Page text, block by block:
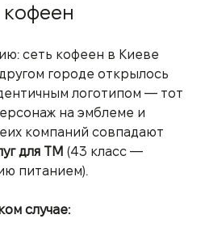
сеть кофеен в Киеве
городе открылось
логотипом — тот
на эмблеме и
компаний совпадают
для ТМ (43 класс —
питанием).
случае: